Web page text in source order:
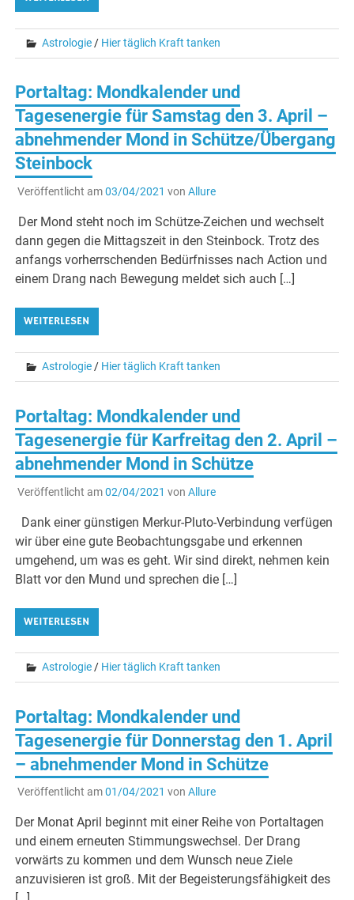
Astrologie / Hier täglich Kraft tanken
Portaltag: Mondkalender und
Tagesenergie für Samstag den 3. April –
abnehmender Mond in Schütze/Übergang
Steinbock
Veröffentlicht am03/04/2021 von Allure
Der Mond steht noch im Schütze-Zeichen und wechselt
dann gegen die Mittagszeit in den Steinbock. Trotz des
anfangs vorherrschenden Bedürfnisses nach Action und
einem Drang nach Bewegung meldet sich auch […]
WEITERLESEN
Astrologie/ Hier täglich Kraft tanken
Portaltag: Mondkalender und
Tagesenergie für Karfreitag den 2. April –
abnehmender Mond in Schütze
Veröffentlicht am02/04/2021 von Allure
Dank einer günstigen Merkur-Pluto-Verbindung verfügen
wir über eine gute Beobachtungsgabe und erkennen
umgehend, um was es geht. Wir sind direkt, nehmen kein
Blatt vor den Mund und sprechen die […]
WEITERLESEN
Astrologie / Hier täglich Kraft tanken
Portaltag: Mondkalender und
Tagesenergie für Donnerstag den 1. April
– abnehmender Mond in Schütze
Veröffentlicht am01/04/2021 von Allure
Der Monat April beginnt mit einer Reihe von Portaltagen
und einem erneuten Stimmungswechsel. Der Drang
vorwärts zu kommen und dem Wunsch neue Ziele
anzuvisieren ist groß. Mit der Begeisterungsfähigkeit des